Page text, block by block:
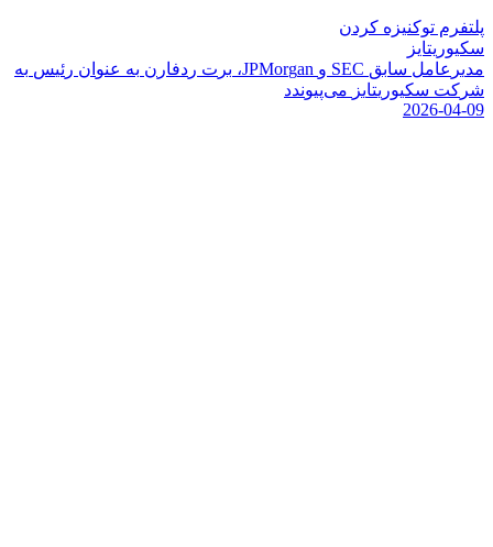
پلتفرم توکنیزه کردن
سکیوریتایز
مدیر عامل سابق SEC و JPMorgan ، بر ت ر دفار ن به عنو ن ر ئیس به
شر کت سکیور یتایز میپیوندد
2026-04-09